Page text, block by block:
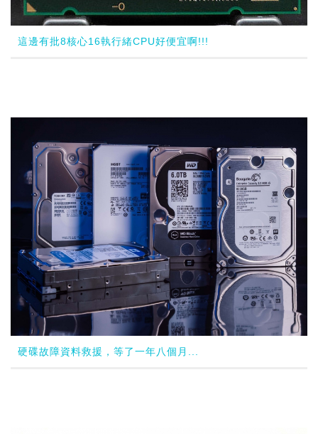
這邊有批8核心16執行緒CPU好便宜啊!!!
硬碟故障資料救援，等了一年八個月...